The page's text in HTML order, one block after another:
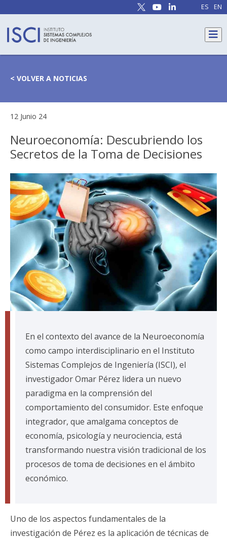
ES EN
< VOLVER A NOTICIAS
12 Junio 24
Neuroeconomía: Descubriendo los
Secretos de la Toma de Decisiones
En el contexto del avance de la Neuroeconomía
como campo interdisciplinario en el Instituto
Sistemas Complejos de Ingeniería (ISCI), el
investigador Omar Pérez lidera un nuevo
paradigma en la comprensión del
comportamiento del consumidor. Este enfoque
integrador, que amalgama conceptos de
economía, psicología y neurociencia, está
transformando nuestra visión tradicional de los
procesos de toma de decisiones en el ámbito
económico.
Uno de los aspectos fundamentales de la
investigación de Pérez es la aplicación de técnicas de